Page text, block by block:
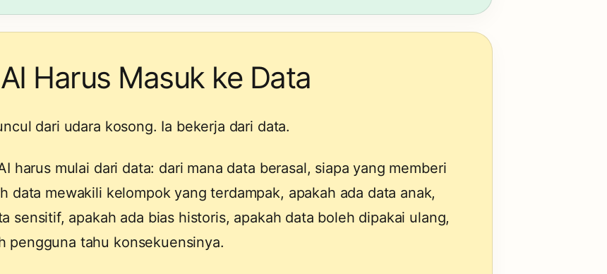
Harus Masuk ke Data
dari udara kosong. Ia bekerja dari data.
harus mulai dari data: dari mana data berasal, siapa yang memberi
data mewakili kelompok yang terdampak, apakah ada data anak,
sensitif, apakah ada bias historis, apakah data boleh dipakai ulang,
pengguna tahu konsekuensinya.